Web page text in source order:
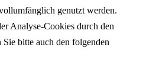
genutzt werden.
Analyse-Cookies durch den
bitte auch den folgenden